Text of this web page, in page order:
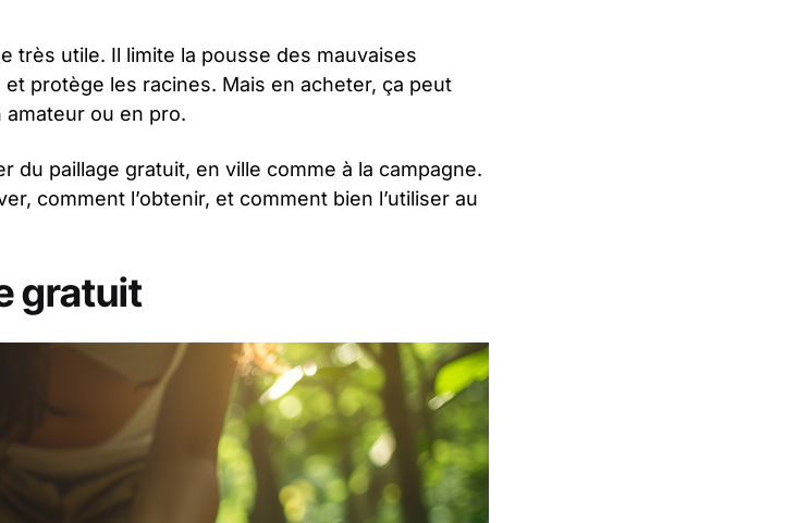
très utile. Il limite la pousse des mauvaises
et protège les racines. Mais en acheter, ça peut
amateur ou en pro.
du paillage gratuit, en ville comme à la campagne.
comment l’obtenir, et comment bien l’utiliser au
gratuit